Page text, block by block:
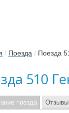
/ Поезда / Поезда
510
поезда Отзывы